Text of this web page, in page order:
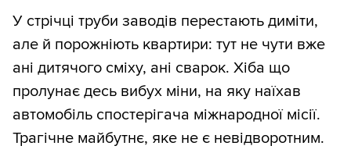
У стрічці труби заводів перестають диміти,
але й порожніють квартири: тут не чути вже
ані дитячого сміху, ані сварок. Хіба що
пролунає десь вибух міни, на яку наїхав
автомобіль спостерігача міжнародної місії.
Трагічне майбутнє, яке не є невідворотним.